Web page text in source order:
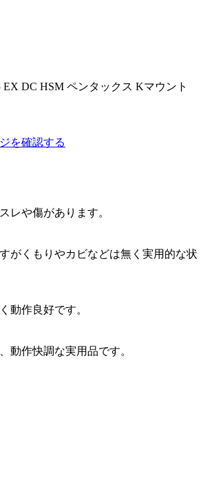
EX DC HSM ペンタックス Kマウント
を確認する
レや傷があります。
がくもりやカビなどは無く実用的な状
動作良好です。
動作快調な実用品です。